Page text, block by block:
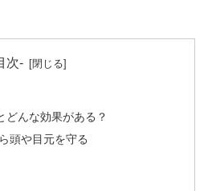
次-
どんな効果がある？
頭や目元を守る